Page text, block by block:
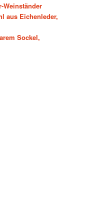
Weinständer
aus Eichenleder,
Sockel,